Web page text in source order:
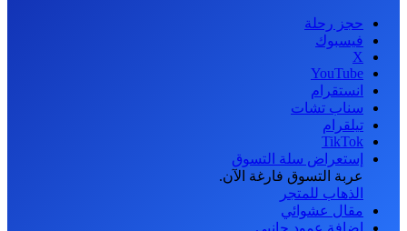
حجز رحلة
فيسبوك
‫X
‫YouTube
انستقرام
سناب تشات
تيلقرام
‫TikTok
إستعراض سلة التسوق
عربة التسوق فارغة الآن.
الذهاب للمتجر
مقال عشوائي
إضافة عمود جانبي